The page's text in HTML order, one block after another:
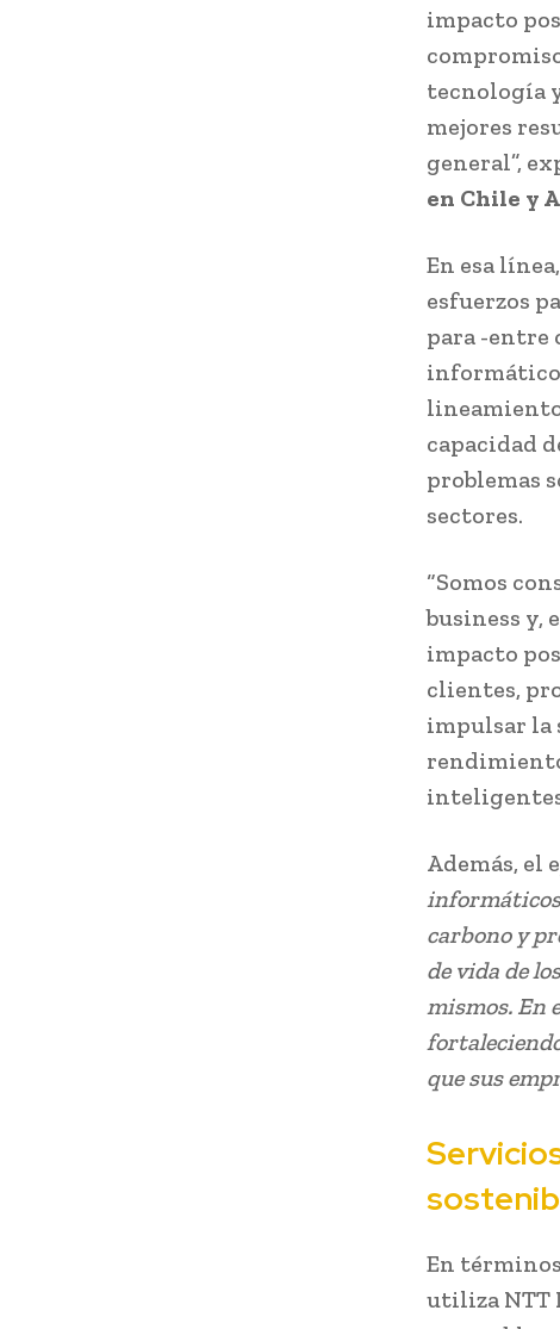
impacto
tecnología
mejores
general”,
en Chile y
En esa
esfuerzos
para -entre
capacidad
problemas
sectores.
“Somos
business y,
impacto
clientes,
impulsar la
inteligentes
Además, el
carbono y
de vida de
mismos. En
que sus
En
utiliza NTT